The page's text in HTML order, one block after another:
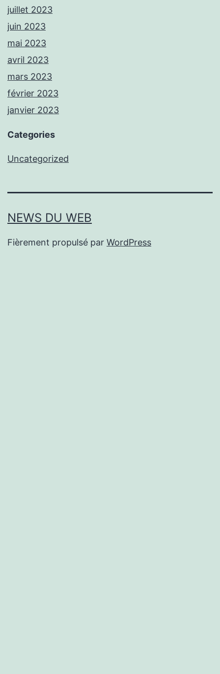
juillet 2023
juin 2023
mai 2023
avril 2023
mars 2023
février 2023
janvier 2023
Categories
Uncategorized
NEWS DU WEB
Fièrement propulsé par WordPress